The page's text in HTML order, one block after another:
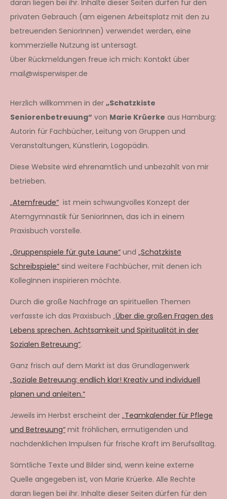
daran liegen bei ihr. Inhalte dieser Seiten dürfen für den
privaten Gebrauch (am eigenen Arbeitsplatz mit den zu
betreuenden SeniorInnen) verwendet werden, eine
kommerzielle Nutzung ist untersagt.
Über Rückmeldungen freue ich mich: Kontakt über
mail@wisperwisper.de
Herzlich willkommen in der „Schatzkiste
Seniorenbetreuung“ von Marie Krüerke aus Hamburg:
Autorin für Fachbücher, Leitung von Gruppen und
Veranstaltungen, Künstlerin, Logopädin.
Diese Website wird ehrenamtlich und unbezahlt von mir
betrieben.
„Atemfreude“ ist mein schwungvolles Konzept der
Atemgymnastik für SeniorInnen, das ich in einem
Praxisbuch vorstelle.
„Gruppenspiele für gute Laune“ und „Schatzkiste
Schreibspiele“ sind weitere Fachbücher, mit denen ich
KollegInnen inspirieren möchte.
Durch die große Nachfrage an spirituellen Themen
verfasste ich das Praxisbuch „Über die großen Fragen des
Lebens sprechen. Achtsamkeit und Spiritualität in der
Sozialen Betreuung“.
Ganz frisch auf dem Markt ist das Grundlagenwerk
„Soziale Betreuung: endlich klar! Kreativ und individuell
planen und anleiten.“
Jeweils im Herbst erscheint der „Teamkalender für Pflege
und Betreuung“ mit fröhlichen, ermutigenden und
nachdenklichen Impulsen für frische Kraft im Berufsalltag.
Sämtliche Texte und Bilder sind, wenn keine externe
Quelle angegeben ist, von Marie Krüerke. Alle Rechte
daran liegen bei ihr. Inhalte dieser Seiten dürfen für den